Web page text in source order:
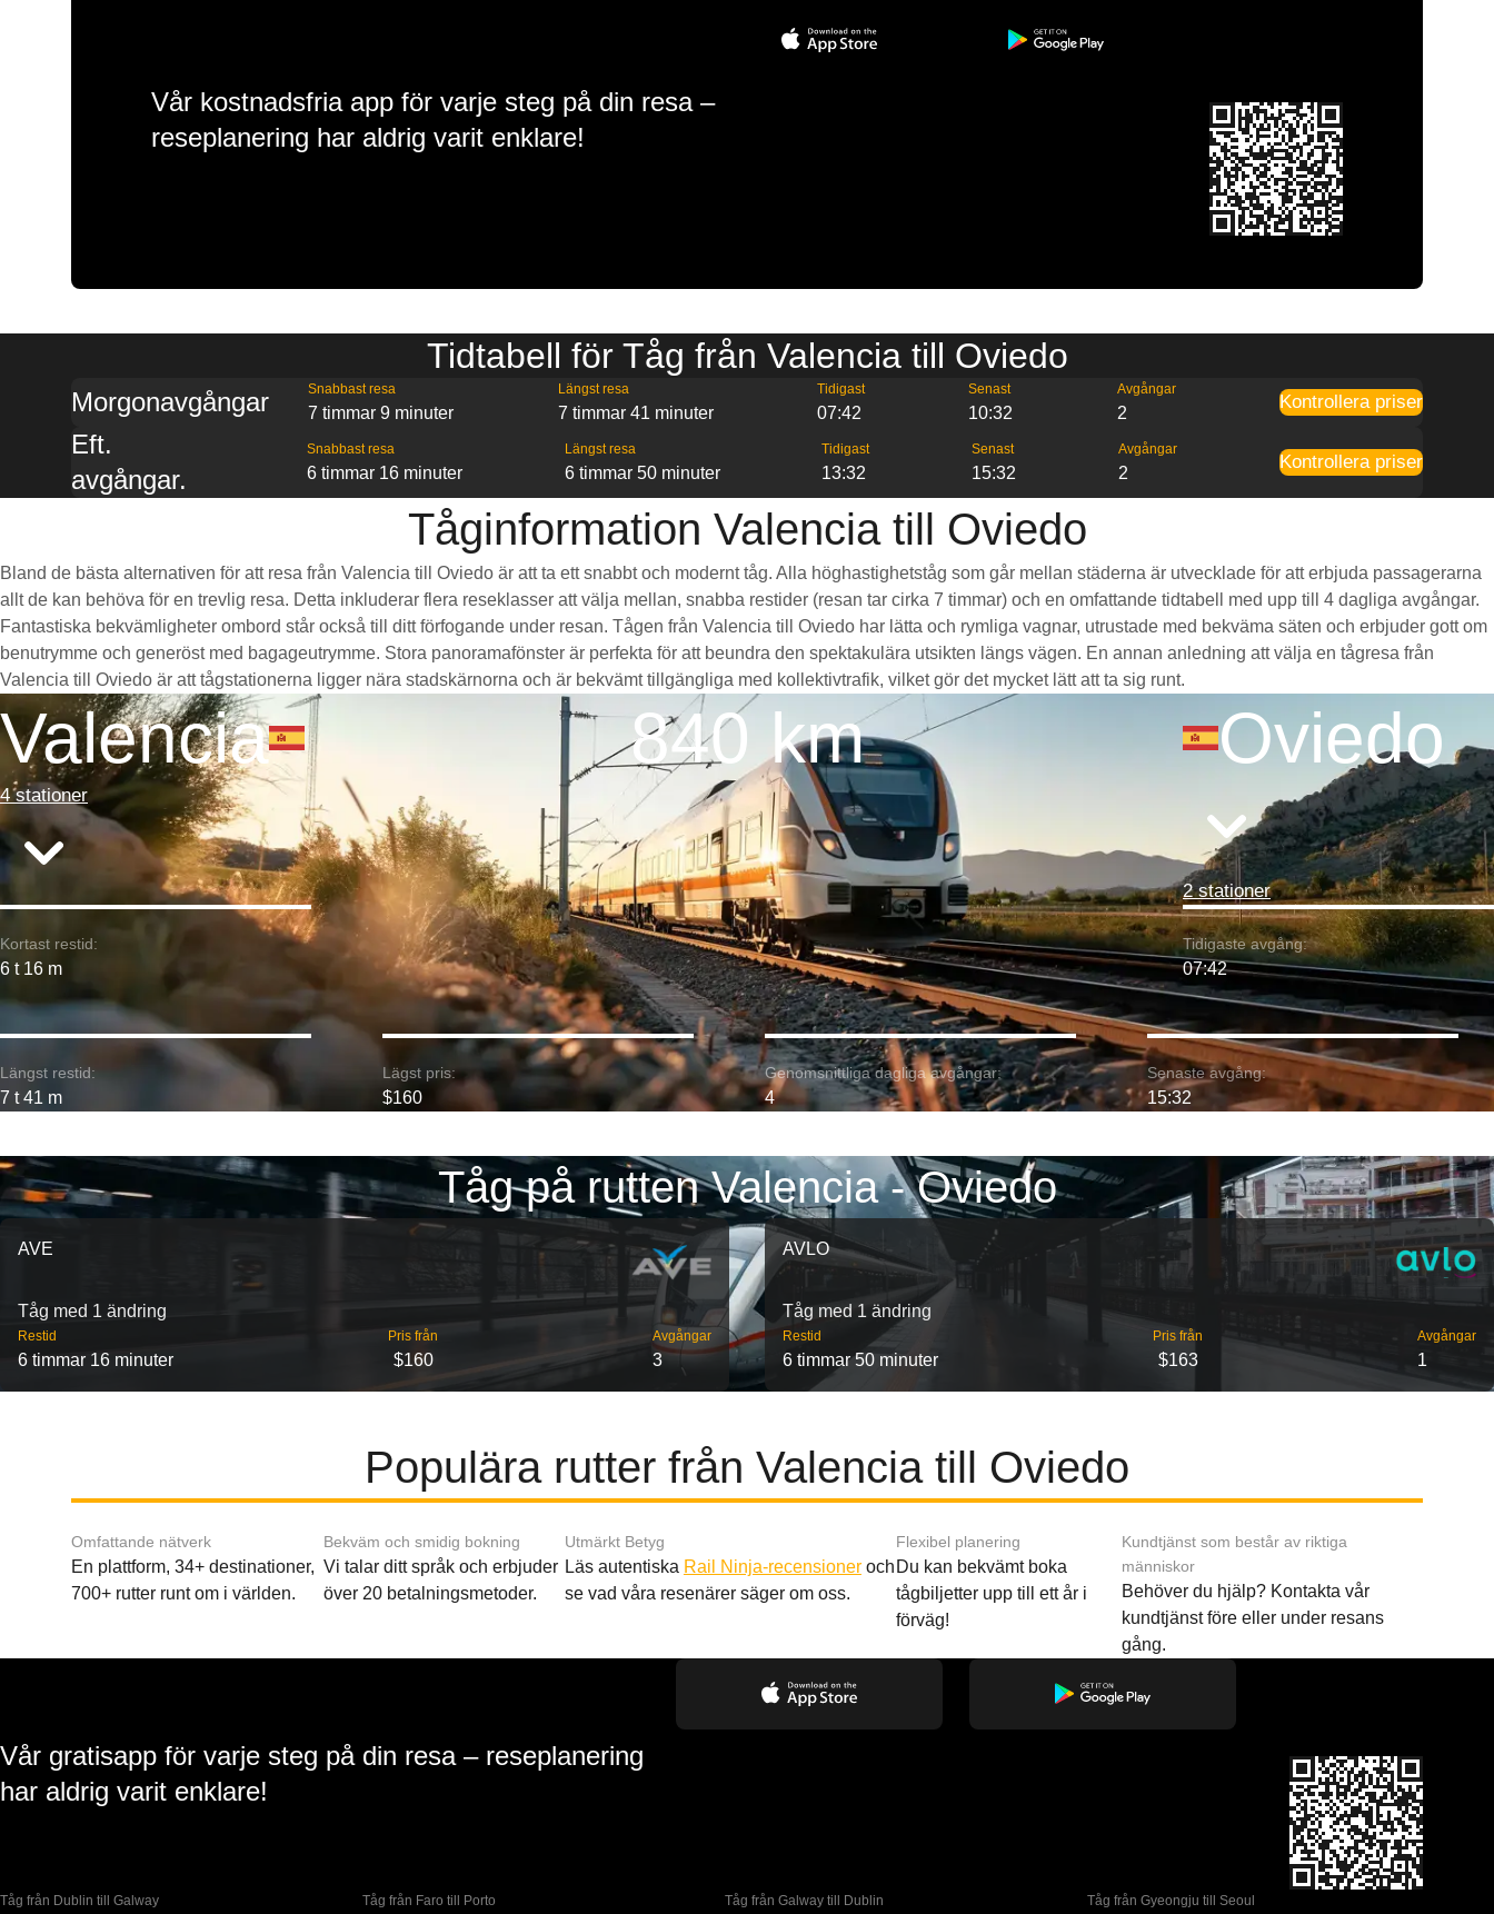
Vår kostnadsfria app för varje steg på din resa –
reseplanering har aldrig varit enklare!
Tidtabell för Tåg från Valencia till Oviedo
Morgonavgångar Snabbast resa
7 timmar 9 minuter
Längst resa
7 timmar 41 minuter
Tidigast
07:42
Senast
10:32
Avgångar
2
Kontrollera priser
Eft.
avgångar.
Snabbast resa
6 timmar 16 minuter
Längst resa
6 timmar 50 minuter
Tidigast
13:32
Senast
15:32
Avgångar
2
Kontrollera priser
Tåginformation Valencia till Oviedo
Bland de bästa alternativen för att resa från Valencia till Oviedo är att ta ett snabbt och modernt tåg. Alla höghastighetståg som går mellan städerna är utvecklade för att erbjuda passagerarna
allt de kan behöva för en trevlig resa. Detta inkluderar flera reseklasser att välja mellan, snabba restider (resan tar cirka 7 timmar) och en omfattande tidtabell med upp till 4 dagliga avgångar.
Fantastiska bekvämligheter ombord står också till ditt förfogande under resan. Tågen från Valencia till Oviedo har lätta och rymliga vagnar, utrustade med bekväma säten och erbjuder gott om
benutrymme och generöst med bagageutrymme. Stora panoramafönster är perfekta för att beundra den spektakulära utsikten längs vägen. En annan anledning att välja en tågresa från
Valencia till Oviedo är att tågstationerna ligger nära stadskärnorna och är bekvämt tillgängliga med kollektivtrafik, vilket gör det mycket lätt att ta sig runt.
Valencia
4 stationer
840 km Oviedo
2 stationer
Kortast restid:
6 t 16 m
Tidigaste avgång:
07:42
Längst restid:
7 t 41 m
Lägst pris:
$160
Genomsnittliga dagliga avgångar:
4
Senaste avgång:
15:32
Tåg på rutten Valencia - Oviedo
AVE
Tåg med 1 ändring
Restid
6 timmar 16 minuter
Pris från
$160
Avgångar
3
AVLO
Tåg med 1 ändring
Restid
6 timmar 50 minuter
Pris från
$163
Avgångar
1
Populära rutter från Valencia till Oviedo
Omfattande nätverk
En plattform, 34+ destinationer,
700+ rutter runt om i världen.
Bekväm och smidig bokning
Vi talar ditt språk och erbjuder
över 20 betalningsmetoder.
Utmärkt Betyg
Läs autentiska Rail Ninja-recensioneroch
se vad våra resenärer säger om oss.
Flexibel planering
Du kan bekvämt boka
tågbiljetter upp till ett år i
förväg!
Kundtjänst som består av riktiga
människor
Behöver du hjälp? Kontakta vår
kundtjänst före eller under resans
gång.
Vår gratisapp för varje steg på din resa – reseplanering
har aldrig varit enklare!
Tåg från Dublin till Galway Tåg från Faro till Porto Tåg från Galway till Dublin Tåg från Gyeongju till Seoul